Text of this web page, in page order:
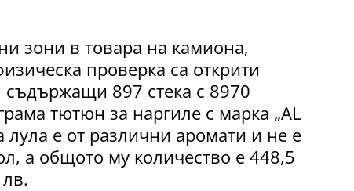
зони в товара на камиона,
проверка са открити
897 стека с 8970
тютюн за наргиле с марка „AL
лула е от различни аромати и не е
а общото му количество е 448,5